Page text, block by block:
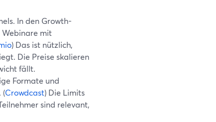
In den Growth-
mit
) Das ist nützlich,
Die Preise skalieren
fällt.
Formate und
(Crowdcast) Die Limits
sind relevant,